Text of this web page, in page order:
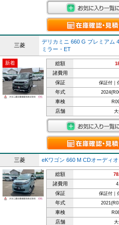
三菱
デリカミニ 660 G プレミアム
ミラー・ET
新着 総額
諸費用
保証 保証付｜
年式
車検
店舗
三菱 eKワゴン 660 M CDオーディ
総額
諸費用
保証 保証付｜
年式
車検
店舗